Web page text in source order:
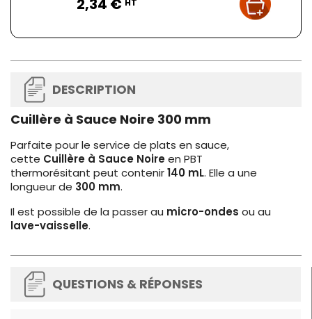
2,34 € HT
DESCRIPTION
Cuillère à Sauce Noire 300 mm
Parfaite pour le service de plats en sauce,
cette Cuillère à Sauce Noireen PBT
thermorésitant peut contenir140 mL. Elle a une
longueur de 300 mm.
Il est possible de la passer au micro-ondes ou au
lave-vaisselle.
QUESTIONS & RÉPONSES